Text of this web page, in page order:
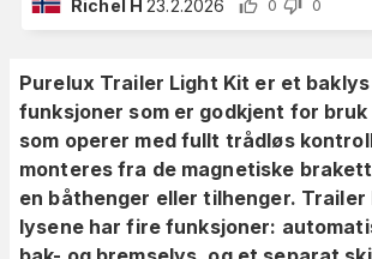
Richel H 23.2.2026 0 0
Purelux Trailer Light Kit er et
funksjoner som er godkjent for bruk
som operer med fullt trådløs
monteres fra de magnetiske
en båthenger eller tilhenger. Trailer
lysene har fire funksjoner: